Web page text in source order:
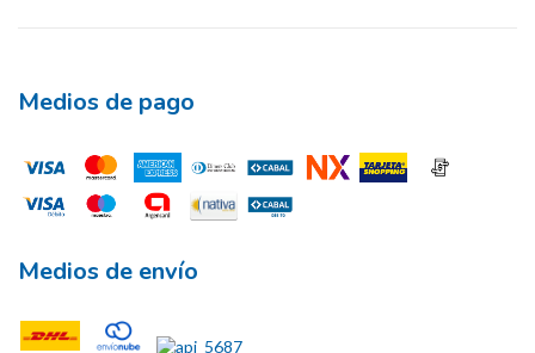
Medios de pago
Medios de envío